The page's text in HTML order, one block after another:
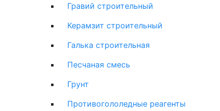
Гравий строительный
Керамзит строительный
Галька строительная
Песчаная смесь
Грунт
Противогололедные реагенты